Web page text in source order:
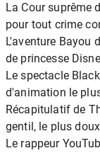
La Cour suprême
pour tout crime
L'aventure Bayou
de princesse
Le spectacle
d'animation le
Récapitulatif de
gentil, le plus
Le rappeur